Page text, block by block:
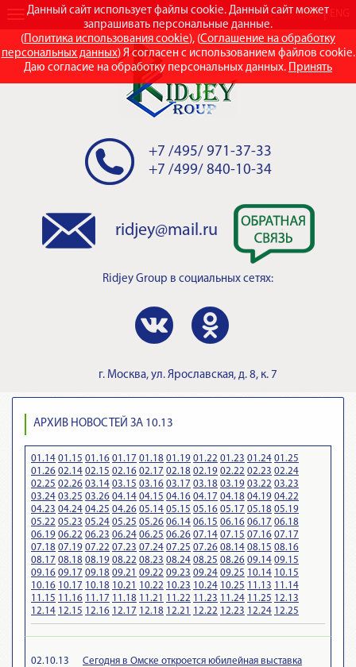
Данный сайт использует файлы cookie. Данный сайт может
запрашивать персональные данные.
(Политика использования cookie), (Соглашение на обработку
персональных данных) Я согласен с использованием файлов cookie.
Даю согласие на обработку персональных данных. Принять
RUS
+7 /495/ 971-37-33
+7 /499/ 840-10-34
ridjey@mail.ru
Ridjey Group в социальных сетях:
г. Москва, ул. Ярославская, д. 8, к. 7
АРХИВ НОВОСТЕЙ ЗА 10.13
01.14 01.15 01.16 01.17 01.18 01.19 01.22 01.23 01.24 01.25
01.26 02.14 02.15 02.16 02.17 02.18 02.19 02.22 02.23 02.24
02.25 02.26 03.14 03.15 03.16 03.17 03.18 03.19 03.22 03.23
03.24 03.25 03.26 04.14 04.15 04.16 04.17 04.18 04.19 04.22
04.23 04.24 04.25 04.26 05.14 05.15 05.16 05.17 05.18 05.19
05.22 05.23 05.24 05.25 05.26 06.14 06.15 06.16 06.17 06.18
06.19 06.22 06.23 06.24 06.25 06.26 07.14 07.15 07.16 07.17
07.18 07.19 07.22 07.23 07.24 07.25 07.26 08.14 08.15 08.16
08.17 08.18 08.19 08.22 08.23 08.24 08.25 08.26 09.14 09.15
09.16 09.17 09.18 09.21 09.22 09.23 09.24 09.25 10.14 10.15
10.16 10.17 10.18 10.21 10.22 10.23 10.24 10.25 11.13 11.14
11.15 11.16 11.17 11.18 11.21 11.22 11.23 11.24 11.25 12.13
12.14 12.15 12.16 12.17 12.18 12.21 12.22 12.23 12.24 12.25
02.10.13
Сегодня в Омске откроется юбилейная выставка